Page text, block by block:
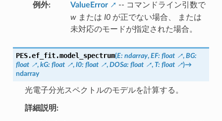
例外: ValueError
-- コマンドライン引数で
wまたは I0が正でない場合、 または
未対応のモードが指定された場合。
PES.ef_fit.model_spectrum(E: ndarray, EF: float , BG:
float
, kG: float , I0: float , DOSa: float , T: float )→
ndarray
光電子分光スペクトルのモデルを計算する。
詳細説明: